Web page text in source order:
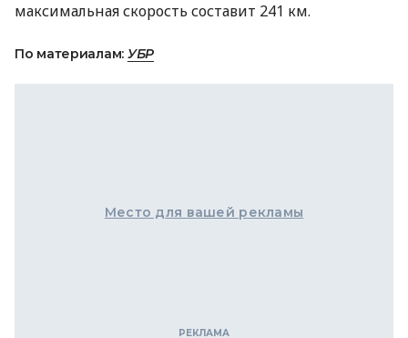
максимальная скорость составит 241 км.
По материалам: УБР
Место для вашей рекламы